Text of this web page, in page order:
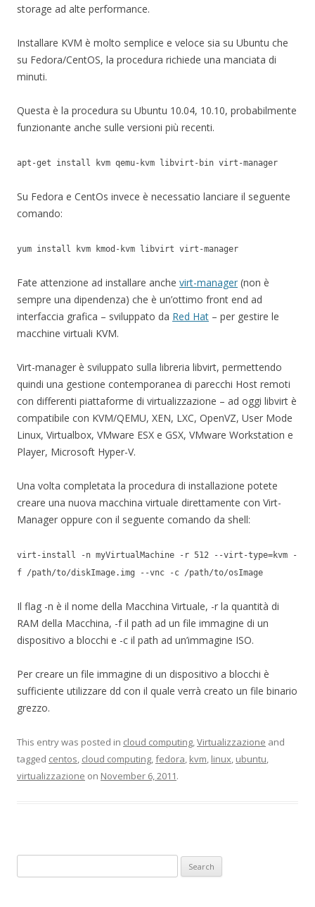
storage ad alte performance.
Installare KVM è molto semplice e veloce sia su Ubuntu che
su Fedora/CentOS, la procedura richiede una manciata di
minuti.
Questa è la procedura su Ubuntu 10.04, 10.10, probabilmente
funzionante anche sulle versioni più recenti.
apt-get install kvm qemu-kvm libvirt-bin virt-manager
Su Fedora e CentOs invece è necessatio lanciare il seguente
comando:
yum install kvm kmod-kvm libvirt virt-manager
Fate attenzione ad installare anche virt-manager (non è
sempre una dipendenza) che è un’ottimo front end ad
interfaccia grafica – sviluppato da Red Hat – per gestire le
macchine virtuali KVM.
Virt-manager è sviluppato sulla libreria libvirt, permettendo
quindi una gestione contemporanea di parecchi Host remoti
con differenti piattaforme di virtualizzazione – ad oggi libvirt è
compatibile con KVM/QEMU, XEN, LXC, OpenVZ, User Mode
Linux, Virtualbox, VMware ESX e GSX, VMware Workstation e
Player, Microsoft Hyper-V.
Una volta completata la procedura di installazione potete
creare una nuova macchina virtuale direttamente con Virt-
Manager oppure con il seguente comando da shell:
virt-install -n myVirtualMachine -r 512 --virt-type=kvm -
f /path/to/diskImage.img --vnc -c /path/to/osImage
Il flag -n è il nome della Macchina Virtuale, -r la quantità di
RAM della Macchina, -f il path ad un file immagine di un
dispositivo a blocchi e -c il path ad un’immagine ISO.
Per creare un file immagine di un dispositivo a blocchi è
sufficiente utilizzare dd con il quale verrà creato un file binario
grezzo.
This entry was posted in cloud computing,Virtualizzazione and
tagged centos, cloud computing,fedora, kvm, linux, ubuntu,
virtualizzazione on November 6, 2011.